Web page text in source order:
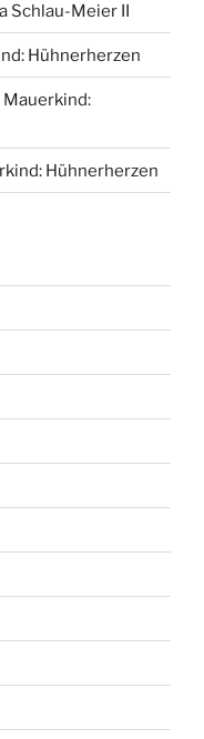
Schlau-Meier II
Hühnerherzen
Mauerkind:
Hühnerherzen